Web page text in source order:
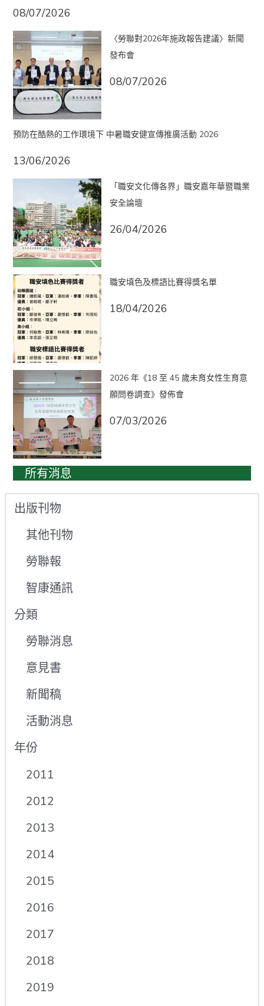
08/07/2026
〈勞聯對2026年施政報告建議〉新聞
發布會
08/07/2026
預防在酷熱的工作環境下 中暑職安健宣傳推廣活動 2026
13/06/2026
「職安文化傳各界」職安嘉年華暨職業
安全論壇
26/04/2026
職安填色及標語比賽得獎名單
18/04/2026
2026 年《18 至 45 歲未育女性生育意
願問卷調查》發佈會
07/03/2026
所有消息
出版刊物
其他刊物
勞聯報
智康通訊
分類
勞聯消息
意見書
新聞稿
活動消息
年份
2011
2012
2013
2014
2015
2016
2017
2018
2019